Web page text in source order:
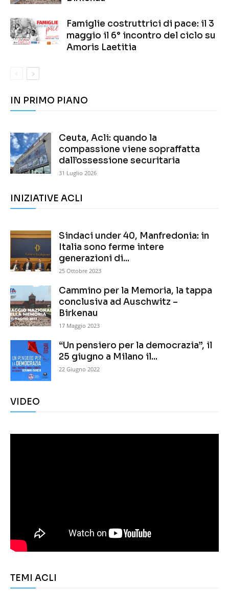
Famiglie costruttrici di pace: il 3
maggio il 6° incontro del ciclo su
Amoris Laetitia
IN PRIMO PIANO
Ceuta, Acli: quando la
compassione viene sopraffatta
dall’ossessione securitaria
31 Luglio 2026
INIZIATIVE ACLI
Sindaci under 40, Manfredonia: in
Italia sono ferme intere
generazioni di...
25 Ottobre 2023
Cammino per la Memoria, la tappa
conclusiva ad Auschwitz –
Birkenau
17 Maggio 2023
“Un pensiero per la democrazia”, il
25 giugno a Milano il...
22 Giugno 2022
VIDEO
TEMI ACLI